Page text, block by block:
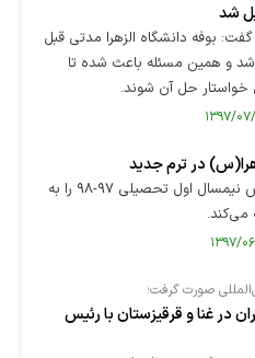
شد
بوفه دانشگاه الزهرا مدتی قبل
و همین مسئله باعث شده تا
خواستار حل آن شوند.
در ترم جدید
دانشگاه الزهرا(س) برخی از دروس نیمسال اول تحصیلی ۹۷-۹۸ را به
می‌کند.
صورت گرفت؛
در غنا و قرقیزستان با رئیس